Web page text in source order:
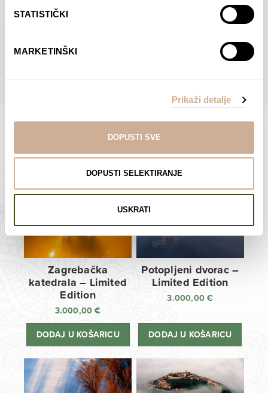
STATISTIČKI
MARKETINŠKI
Prikaži detalje
DOPUSTI SVE
DOPUSTI SELEKTIRANJE
USKRATI
ODABERI OPCIJE
od
75,00 €
do
138,00 €
ODABERI OPCIJE
POGLEDAJTE SVE PROIZVODE U OVOJ KATEGORIJI
Limited Edition Fotografije
Zagrebačka
katedrala – Limited
Edition
3.000,00€
DODAJ U KOŠARICU
Potopljeni dvorac –
Limited Edition
3.000,00€
DODAJ U KOŠARICU